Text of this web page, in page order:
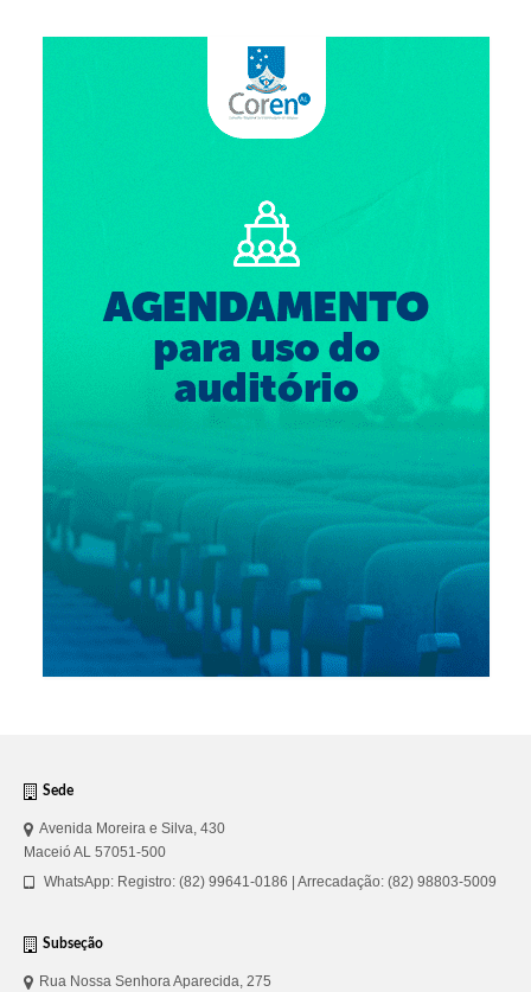
Procedimento para registro
Clube de Vantagens
Valores dos serviços
Contatos
Fale Conosco
NEP
Sede
Avenida Moreira e Silva, 430
Maceió AL 57051-500
WhatsApp: Registro: (82) 99641-0186 | Arrecadação: (82) 98803-5009
Subseção
Rua Nossa Senhora Aparecida, 275